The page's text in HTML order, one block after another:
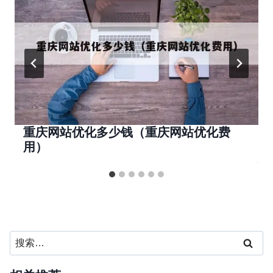
重庆网站优化多少钱（重庆网站优化费
用）
搜
索：